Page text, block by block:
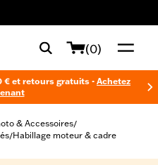
(0)
€ et retours gratuits - Achetez
& Accessoires/
/Habillage moteur & cadre